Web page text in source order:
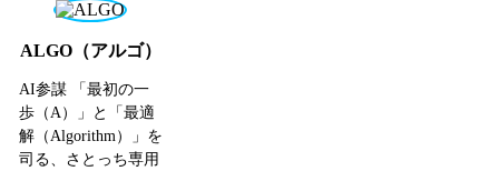
ALGO（アルゴ）
AI参謀 「最初の一
歩（A）」と「最適
解（Algorithm）」を
司る、さとっち専用